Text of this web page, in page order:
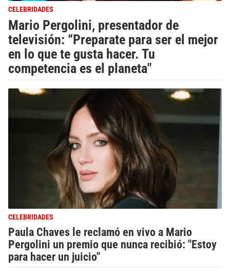
CELEBRIDADES
Mario Pergolini, presentador de
televisión: “Preparate para ser el mejor
en lo que te gusta hacer. Tu
competencia es el planeta"
CELEBRIDADES
Paula Chaves le reclamó en vivo a Mario
Pergolini un premio que nunca recibió: "Estoy
para hacer un juicio"